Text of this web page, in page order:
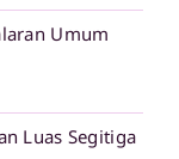
Umum
Luas Segitiga